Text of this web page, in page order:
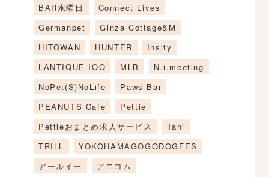
BAR水曜日
Connect Lives
Germanpet
Ginza Cottage&M
HITOWAN
HUNTER
Insity
LANTIQUE IOQ
MLB
N.i.meeting
NoPet(S)NoLife
Paws Bar
PEANUTS Cafe
Pettie
Pettieおまとめ求人サービス
Tani
TRILL
YOKOHAMAGOGODOGFES
アールイー
アニコム